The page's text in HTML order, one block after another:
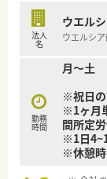
法人
名
ウエル
ウエルシ
勤務
時間
月～土
※祝日の
※1ヶ月
間所定
※1日
※休憩時